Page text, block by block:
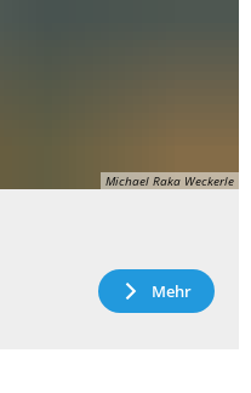
Michael Raka Weckerle
Mehr